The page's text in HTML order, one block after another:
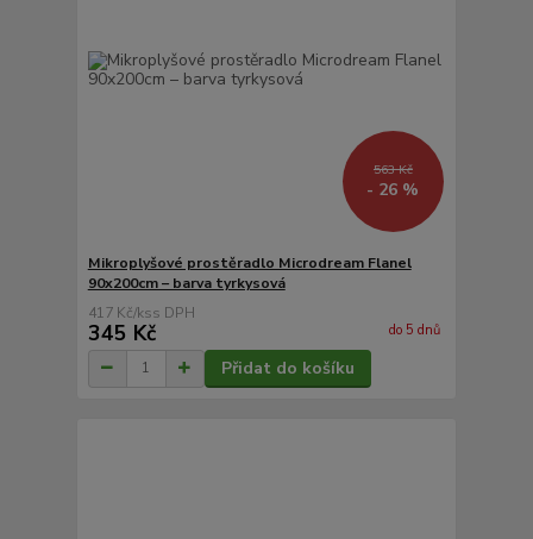
563 Kč
- 26 %
Mikroplyšové prostěradlo Microdream Flanel
90x200cm – barva tyrkysová
417 Kč/ks
345 Kč do 5 dnů
Přidat do košíku